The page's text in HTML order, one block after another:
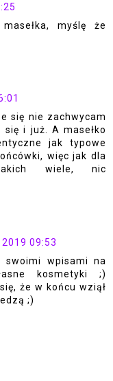
myślę że
się nie zachwycam
i już. A masełko
jak typowe
więc jak dla
wiele, nic
09:53
swoimi wpisami na
kosmetyki ;)
że w końcu wziął
;)